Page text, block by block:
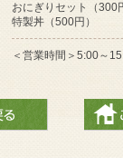
おにぎりセット（300
特製丼（500円）
＜営業時間＞5:00～